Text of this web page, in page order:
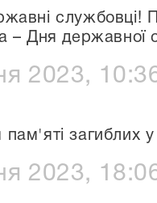
службовці!
– Дня державної
2023,
загиблих у
2023,